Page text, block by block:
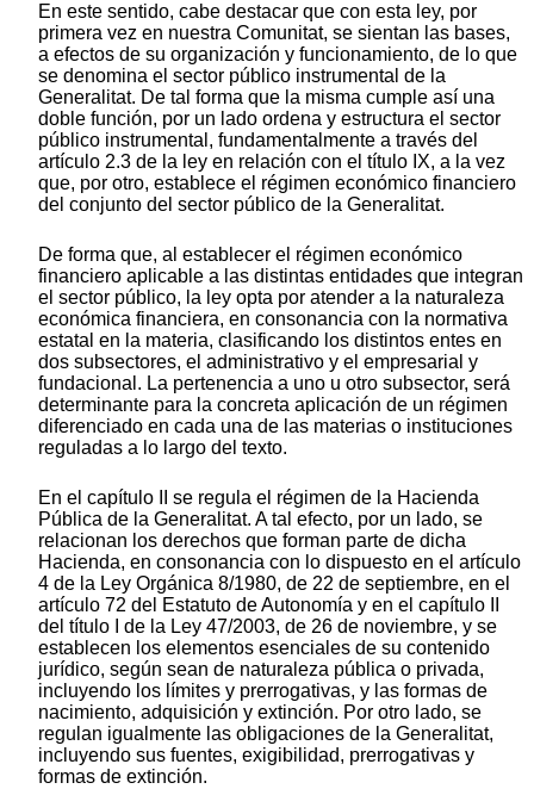
En este sentido, cabe destacar que con esta ley, por
primera vez en nuestra Comunitat, se sientan las bases,
a efectos de su organización y funcionamiento, de lo que
se denomina el sector público instrumental de la
Generalitat. De tal forma que la misma cumple así una
doble función, por un lado ordena y estructura el sector
público instrumental, fundamentalmente a través del
artículo 2.3 de la ley en relación con el título IX, a la vez
que, por otro, establece el régimen económico financiero
del conjunto del sector público de la Generalitat.
De forma que, al establecer el régimen económico
financiero aplicable a las distintas entidades que integran
el sector público, la ley opta por atender a la naturaleza
económica financiera, en consonancia con la normativa
estatal en la materia, clasificando los distintos entes en
dos subsectores, el administrativo y el empresarial y
fundacional. La pertenencia a uno u otro subsector, será
determinante para la concreta aplicación de un régimen
diferenciado en cada una de las materias o instituciones
reguladas a lo largo del texto.
En el capítulo II se regula el régimen de la Hacienda
Pública de la Generalitat. A tal efecto, por un lado, se
relacionan los derechos que forman parte de dicha
Hacienda, en consonancia con lo dispuesto en el artículo
4 de la Ley Orgánica 8/1980, de 22 de septiembre, en el
artículo 72 del Estatuto de Autonomía y en el capítulo II
del título I de la Ley 47/2003, de 26 de noviembre, y se
establecen los elementos esenciales de su contenido
jurídico, según sean de naturaleza pública o privada,
incluyendo los límites y prerrogativas, y las formas de
nacimiento, adquisición y extinción. Por otro lado, se
regulan igualmente las obligaciones de la Generalitat,
incluyendo sus fuentes, exigibilidad, prerrogativas y
formas de extinción.